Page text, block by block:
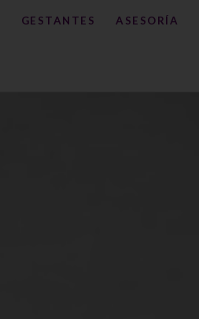
GESTANTES ASESORÍA